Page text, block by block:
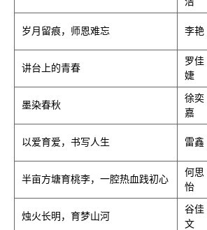
岁月留痕，师恩难忘 李艳
讲台上的青春
罗佳
婕
墨染春秋
徐奕
嘉
以爱育爱，书写人生 雷鑫
半亩方塘育桃李，一腔热血践初心
何思
怡
烛火长明，育梦山河
谷佳
文